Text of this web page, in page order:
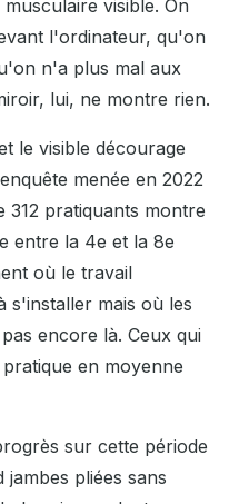
visible. On
l'ordinateur, qu'on
n'a plus mal aux
lui, ne montre rien.
le visible décourage
menée en 2022
312 pratiquants montre
entre la 4e et la 8e
où le travail
s'installer mais où les
encore là. Ceux qui
en moyenne
sur cette période
pliées sans